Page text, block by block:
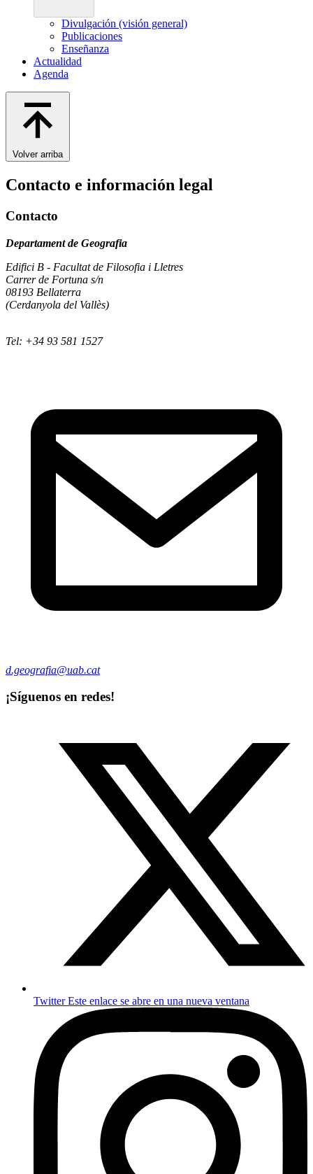
Divulgación (visión general)
Publicaciones
Enseñanza
Actualidad
Agenda
Volver arriba
Contacto e información legal
Contacto
Departament de Geografia
Edifici B - Facultat de Filosofia i Lletres
Carrer de Fortuna s/n
08193 Bellaterra
(Cerdanyola del Vallès)
Tel: +34 93 581 1527
d.geografia@uab.cat
¡Síguenos en redes!
TwitterEste enlace se abre en una nueva ventana